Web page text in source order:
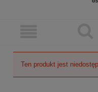
Ten produkt jest